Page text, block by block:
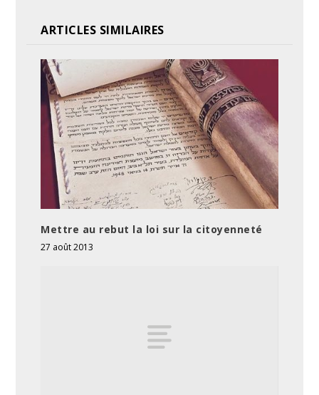
ARTICLES SIMILAIRES
Mettre au rebut la loi sur la citoyenneté
27 août 2013